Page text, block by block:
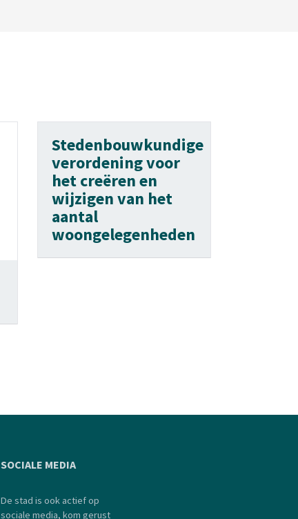
Stedenbouwkundige
verordening voor
het creëren en
wijzigen van het
aantal
woongelegenheden
SOCIALE MEDIA
De stad is ook actief op
sociale media, kom gerust